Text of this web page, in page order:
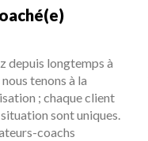
depuis longtemps à
tenons à la
; chaque client
sont uniques.
coachs